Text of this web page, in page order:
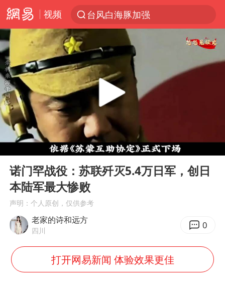
视频
台风白海豚加强
我国货物贸易进出口超30万亿元
向鹏0-3不敌张本智和
泉州市委书记张毅恭被查
国防部回应日本试射“战斧”导弹
“立秋的第一杯奶茶”又爆单了
“新疆阿勒泰八月能滑雪”不实
陈幸同晋级WTT横滨冠军赛8强
泰国枪击案凶手先杀祖父母后行凶
宇树科技中一签需缴款7.54万元
国防部：坚决反制任何闹海挑衅图谋
Play
00:00 05:06
诺门罕战役：苏联歼灭5.4万日军，创日
本陆军最大惨败
声明：个人原创，仅供参考
老家的诗和远方
四川 0
打开网易新闻 体验效果更佳